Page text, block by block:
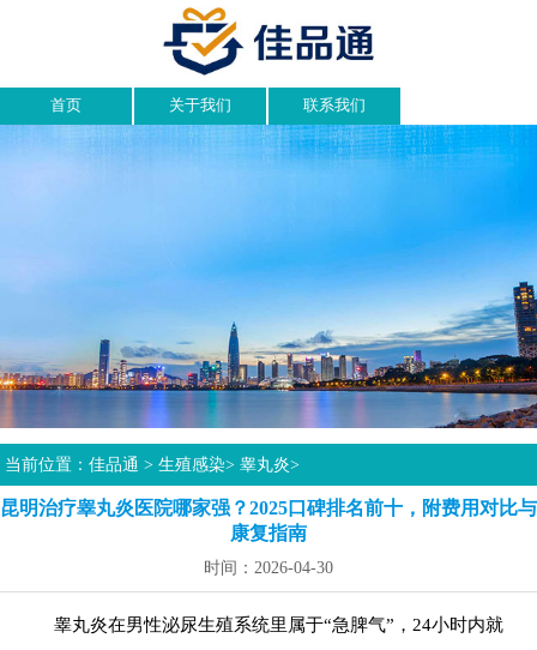
首页 关于我们 联系我们
当前位置：佳品通 >生殖感染>睾丸炎>
昆明治疗睾丸炎医院哪家强？2025口碑排名前十，附费用对比与
康复指南
时间：2026-04-30
睾丸炎在男性泌尿生殖系统里属于“急脾气”，24小时内就